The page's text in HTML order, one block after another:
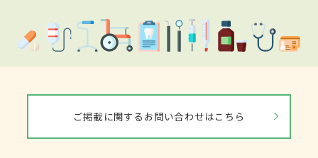
ご掲載に関するお問い合わせはこちら